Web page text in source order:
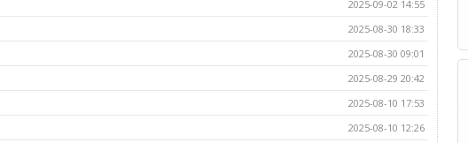
2025-09-02 14:55
2025-08-30 18:33
2025-08-30 09:01
2025-08-29 20:42
2025-08-10 17:53
2025-08-10 12:26